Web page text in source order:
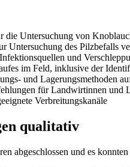
die Untersuchung von
Untersuchung des Pilzbefalls
und
im Feld, inklusive der
und Lagerungsmethoden
für Landwirtinnen und
Verbreitungskanäle
qualitativ
abgeschlossen und es